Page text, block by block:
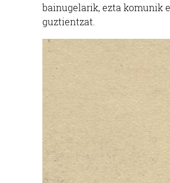
bainugelarik, ezta komunik
guztientzat.